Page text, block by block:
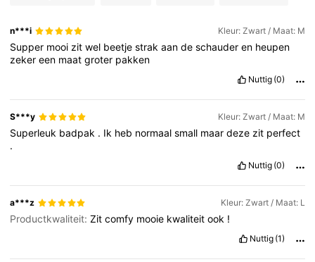
n***i Kleur: Zwart / Maat: M
Supper mooi zitwel beetjestrakaandeschauderen heupen
zekereen maatgroter pakken
Nuttig (0)
S***y Kleur: Zwart / Maat: M
Superleuk badpak . Ik heb normaalsmall maardeze zit perfect
.
Nuttig (0)
a***z Kleur: Zwart / Maat: L
Productkwaliteit:Zitcomfy mooie kwaliteitook !
Nuttig (1)